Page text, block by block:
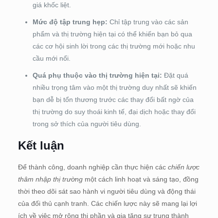
giá khốc liệt.
Mức độ tập trung hẹp: Chỉ tập trung vào các sản
phẩm và thị trường hiện tại có thể khiến bạn bỏ qua
các cơ hội sinh lời trong các thị trường mới hoặc nhu
cầu mới nổi.
Quá phụ thuộc vào thị trường hiện tại: Đặt quá
nhiều trọng tâm vào một thị trường duy nhất sẽ khiến
bạn dễ bị tổn thương trước các thay đổi bất ngờ của
thị trường do suy thoái kinh tế, đại dịch hoặc thay đổi
trong sở thích của người tiêu dùng.
Kết luận
Để thành công, doanh nghiệp cần thực hiện cácchiến lược
thâm nhập thị trườngmột cách linh hoạt và sáng tạo, đồng
thời theo dõi sát sao hành vi người tiêu dùng và động thái
của đối thủ cạnh tranh. Các chiến lược này sẽ mang lại lợi
ích về việc mở rộng thị phần và gia tăng sự trung thành